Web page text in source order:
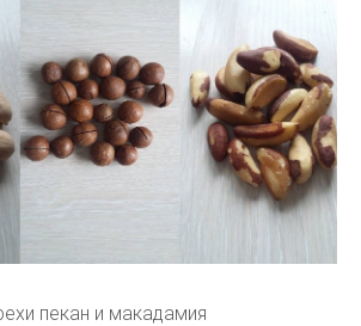
пекан и макадамия